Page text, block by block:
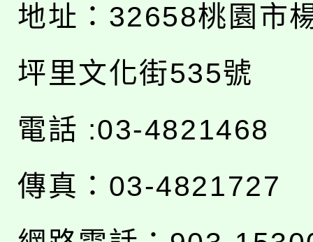
地址： 32658桃園市
坪里文化街535號
電話 :03-4821468
傳真：03-4821727